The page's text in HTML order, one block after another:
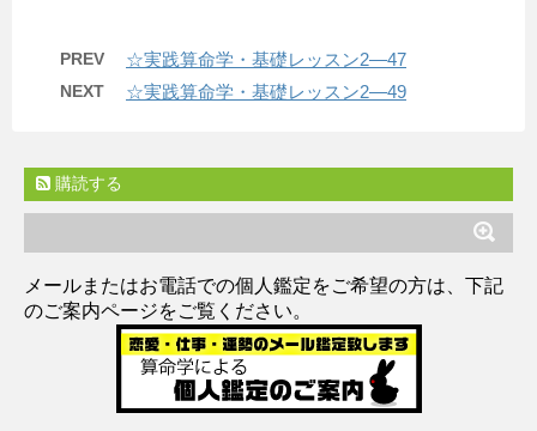
PREV ☆実践算命学・基礎レッスン2―47
NEXT ☆実践算命学・基礎レッスン2―49
購読する
メールまたはお電話での個人鑑定をご希望の方は、下記
のご案内ページをご覧ください。